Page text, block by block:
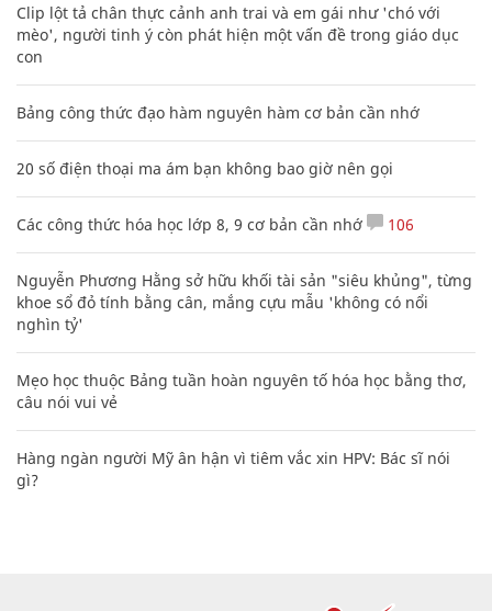
Clip lột tả chân thực cảnh anh trai và em gái như 'chó với
mèo', người tinh ý còn phát hiện một vấn đề trong giáo dục
con
Bảng công thức đạo hàm nguyên hàm cơ bản cần nhớ
20 số điện thoại ma ám bạn không bao giờ nên gọi
Các công thức hóa học lớp 8, 9 cơ bản cần nhớ 106
Nguyễn Phương Hằng sở hữu khối tài sản "siêu khủng", từng
khoe sổ đỏ tính bằng cân, mắng cựu mẫu 'không có nổi
nghìn tỷ'
Mẹo học thuộc Bảng tuần hoàn nguyên tố hóa học bằng thơ,
câu nói vui vẻ
Hàng ngàn người Mỹ ân hận vì tiêm vắc xin HPV: Bác sĩ nói
gì?